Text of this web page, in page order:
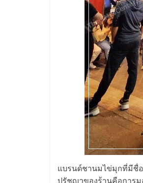
ไชส์
พร้อม
ทำเล
สำหรับ
เปิด
แบรนด์ชานมไข่มุกที่มีชื่
ปรัชญาของร้านคือการม